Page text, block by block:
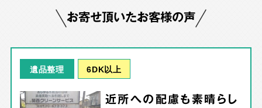
お寄せ頂いたお客様の声
遺品整理 6DK以上
近所への配慮も素晴らし